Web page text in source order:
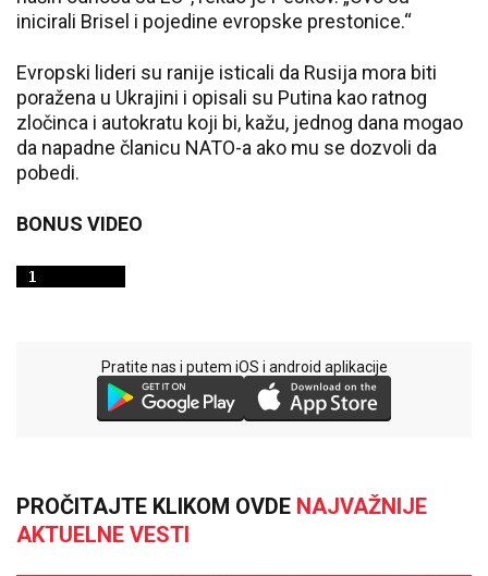
inicirali Brisel i pojedine evropske prestonice.“
Evropski lideri su ranije isticali da Rusija mora biti
poražena u Ukrajini i opisali su Putina kao ratnog
zločinca i autokratu koji bi, kažu, jednog dana mogao
da napadne članicu NATO-a ako mu se dozvoli da
pobedi.
BONUS VIDEO
Pratite nas i putem iOS i android aplikacije
PROČITAJTE KLIKOM OVDE NAJVAŽNIJE
AKTUELNE VESTI